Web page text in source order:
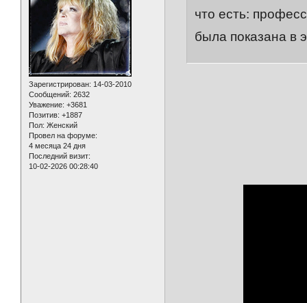
Зарегистрирован: 14-03-2010
Сообщений: 2632
Уважение: +3681
Позитив: +1887
Пол: Женский
Провел на форуме:
4 месяца 24 дня
Последний визит:
10-02-2026 00:28:40
что есть:
была показана в